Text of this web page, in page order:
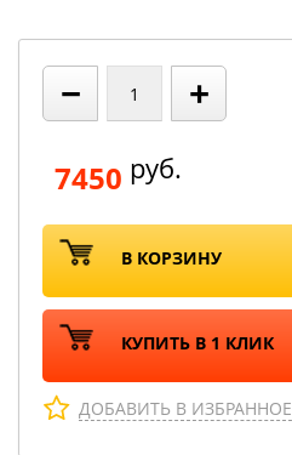
− +
7450 руб.
В КОРЗИНУ
КУПИТЬ В 1 КЛИК
ДОБАВИТЬ В ИЗБРАННОЕ